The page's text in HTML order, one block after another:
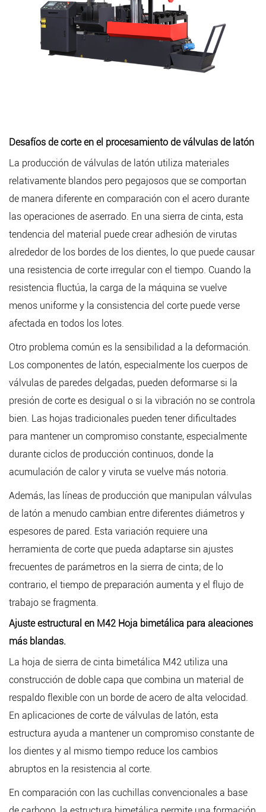
Desafíos de corte en el procesamiento de válvulas de latón
La producción de válvulas de latón utiliza materiales
relativamente blandos pero pegajosos que se comportan
de manera diferente en comparación con el acero durante
las operaciones de aserrado. En una sierra de cinta, esta
tendencia del material puede crear adhesión de virutas
alrededor de los bordes de los dientes, lo que puede causar
una resistencia de corte irregular con el tiempo. Cuando la
resistencia fluctúa, la carga de la máquina se vuelve
menos uniforme y la consistencia del corte puede verse
afectada en todos los lotes.
Otro problema común es la sensibilidad a la deformación.
Los componentes de latón, especialmente los cuerpos de
válvulas de paredes delgadas, pueden deformarse si la
presión de corte es desigual o si la vibración no se controla
bien. Las hojas tradicionales pueden tener dificultades
para mantener un compromiso constante, especialmente
durante ciclos de producción continuos, donde la
acumulación de calor y viruta se vuelve más notoria.
Además, las líneas de producción que manipulan válvulas
de latón a menudo cambian entre diferentes diámetros y
espesores de pared. Esta variación requiere una
herramienta de corte que pueda adaptarse sin ajustes
frecuentes de parámetros en la sierra de cinta; de lo
contrario, el tiempo de preparación aumenta y el flujo de
trabajo se fragmenta.
Ajuste estructural en M42 Hoja bimetálica para aleaciones
más blandas.
La hoja de sierra de cinta bimetálica M42 utiliza una
construcción de doble capa que combina un material de
respaldo flexible con un borde de acero de alta velocidad.
En aplicaciones de corte de válvulas de latón, esta
estructura ayuda a mantener un compromiso constante de
los dientes y al mismo tiempo reduce los cambios
abruptos en la resistencia al corte.
En comparación con las cuchillas convencionales a base